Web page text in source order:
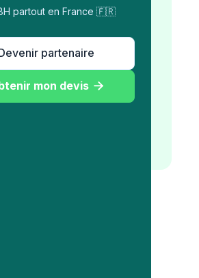
partout en France 🇫🇷
partenaire
mon devis 